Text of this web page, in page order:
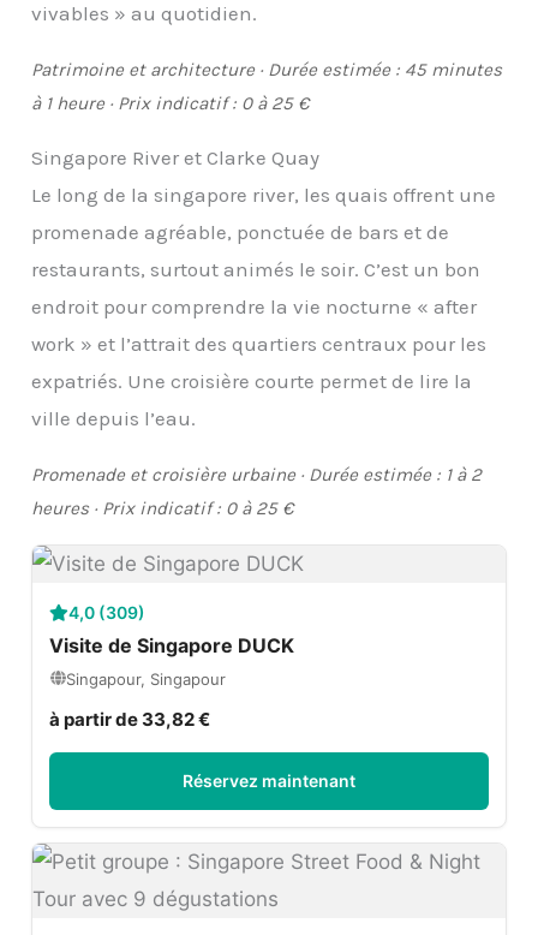
vivables » au quotidien.
Patrimoine et architecture · Durée estimée : 45 minutes
à 1 heure · Prix indicatif : 0 à 25 €
Singapore River et Clarke Quay
Le long de la singapore river, les quais offrent une
promenade agréable, ponctuée de bars et de
restaurants, surtout animés le soir. C’est un bon
endroit pour comprendre la vie nocturne « after
work » et l’attrait des quartiers centraux pour les
expatriés. Une croisière courte permet de lire la
ville depuis l’eau.
Promenade et croisière urbaine · Durée estimée : 1 à 2
heures · Prix indicatif : 0 à 25 €
4,0 (309)
Visite de Singapore DUCK
Singapour, Singapour
à partir de 33,82 €
Réservez maintenant